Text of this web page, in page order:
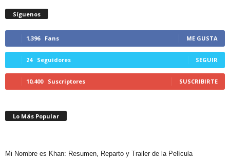
Síguenos
1,396 Fans ME GUSTA
24 Seguidores SEGUIR
10,400 Suscriptores SUSCRIBIRTE
Lo Más Popular
Mi Nombre es Khan: Resumen, Reparto y Trailer de la Película